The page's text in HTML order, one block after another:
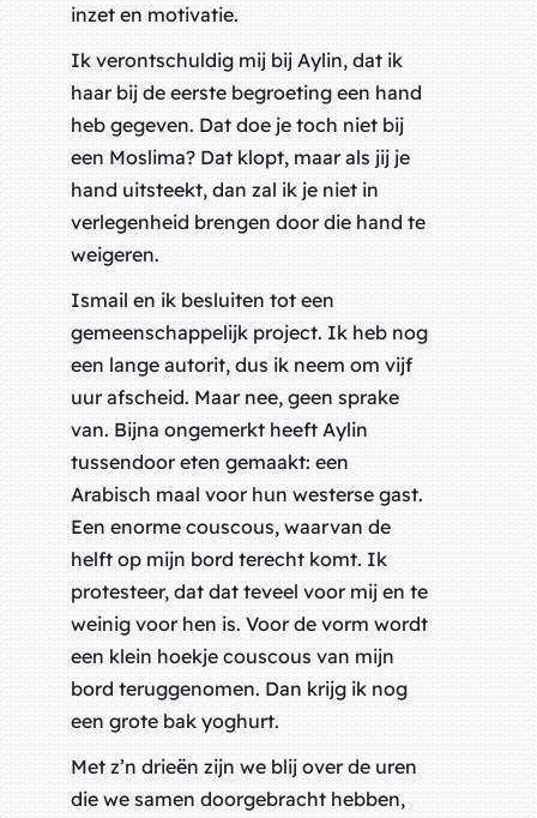
inzet en motivatie.
Ik verontschuldig mij bij Aylin, dat ik
haar bij de eerste begroeting een hand
heb gegeven. Dat doe je toch niet bij
een Moslima? Dat klopt, maar als jij je
hand uitsteekt, dan zal ik je niet in
verlegenheid brengen door die hand te
weigeren.
Ismail en ik besluiten tot een
gemeenschappelijk project. Ik heb nog
een lange autorit, dus ik neem om vijf
uur afscheid. Maar nee, geen sprake
van. Bijna ongemerkt heeft Aylin
tussendoor eten gemaakt: een
Arabisch maal voor hun westerse gast.
Een enorme couscous, waarvan de
helft op mijn bord terecht komt. Ik
protesteer, dat dat teveel voor mij en te
weinig voor hen is. Voor de vorm wordt
een klein hoekje couscous van mijn
bord teruggenomen. Dan krijg ik nog
een grote bak yoghurt.
Met z’n drieën zijn we blij over de uren
die we samen doorgebracht hebben,